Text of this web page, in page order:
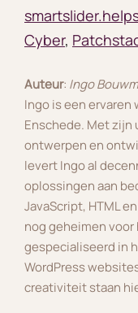
Cyber,
Auteur: Ingo
Ingo is een
Enschede. Met
ontwerpen en
levert Ingo al
oplossingen aan
JavaScript, HTML
nog geheimen voor
gespecialiseerd in
WordPress
creativiteit staan